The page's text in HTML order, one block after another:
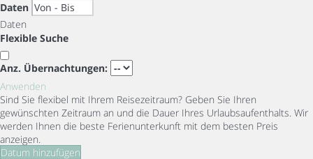
Daten
Daten
Flexible Suche
Anz. Übernachtungen:
Anwenden
Sind Sie flexibel mit Ihrem Reisezeitraum? Geben Sie Ihren
gewünschten Zeitraum an und die Dauer Ihres Urlaubsaufenthalts. Wir
werden Ihnen die beste Ferienunterkunft mit dem besten Preis
anzeigen.
Datum hinzufügen